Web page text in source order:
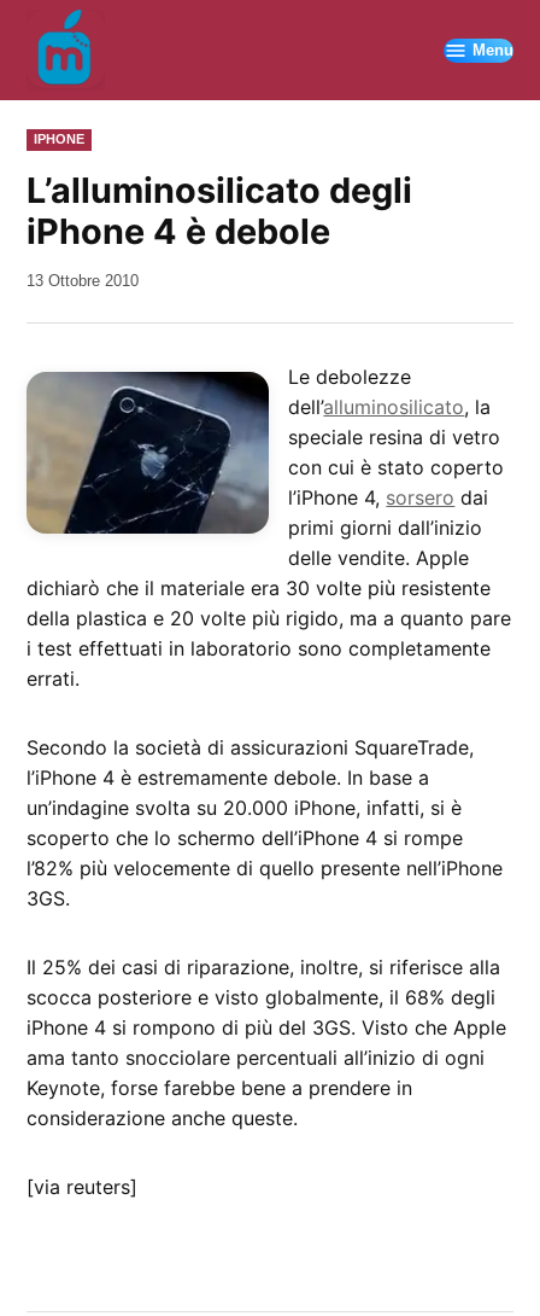
contenuto
Menu
PUBBLICATO
IN
IPHONE
L’alluminosilicato degli
iPhone 4 è debole
da
13 Ottobre 2010
Le debolezze
dell’alluminosilicato, la
speciale resina di vetro
con cui è stato coperto
l’iPhone 4, sorsero dai
primi giorni dall’inizio
delle vendite. Apple
dichiarò che il materiale era 30 volte più resistente
della plastica e 20 volte più rigido, ma a quanto pare
i test effettuati in laboratorio sono completamente
errati.
Secondo la società di assicurazioni SquareTrade,
l’iPhone 4 è estremamente debole. In base a
un’indagine svolta su 20.000 iPhone, infatti, si è
scoperto che lo schermo dell’iPhone 4 si rompe
l’82% più velocemente di quello presente nell’iPhone
3GS.
Il 25% dei casi di riparazione, inoltre, si riferisce alla
scocca posteriore e visto globalmente, il 68% degli
iPhone 4 si rompono di più del 3GS. Visto che Apple
ama tanto snocciolare percentuali all’inizio di ogni
Keynote, forse farebbe bene a prendere in
considerazione anche queste.
[via reuters]